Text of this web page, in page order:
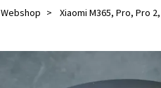
Webshop Xiaomi M365, Pro, Pro